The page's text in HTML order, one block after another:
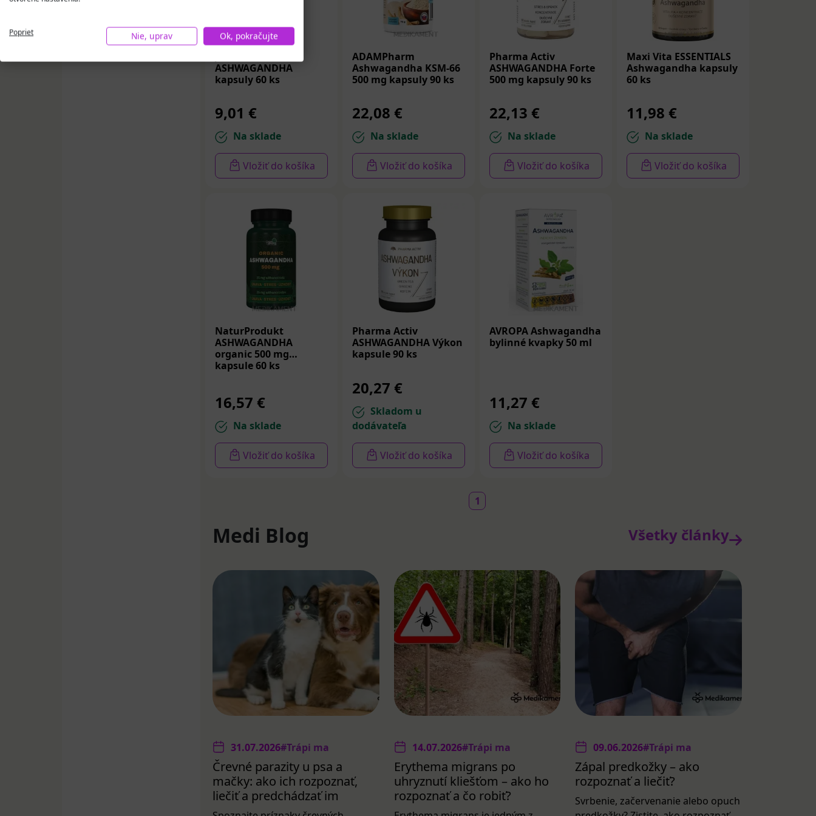
ASHWAGANDHA
kapsuly 60 ks
9,01 €
Na sklade
Vložiť do košíka
ADAMPharm
Ashwagandha KSM-66
500 mg kapsuly 90 ks
22,08 €
Na sklade
Vložiť do košíka
Pharma Activ
ASHWAGANDHA Forte
500 mg kapsuly 90 ks
22,13 €
Na sklade
Vložiť do košíka
Maxi Vita ESSENTIALS
Ashwagandha kapsuly
60 ks
11,98 €
Na sklade
Vložiť do košíka
NaturProdukt
ASHWAGANDHA
organic 500 mg
kapsule 60 ks
16,57 €
Na sklade
Vložiť do košíka
Pharma Activ
ASHWAGANDHA Výkon
kapsule 90 ks
20,27 €
Skladom u
dodávateľa
Vložiť do košíka
AVROPA Ashwagandha
bylinné kvapky 50 ml
11,27 €
Na sklade
Vložiť do košíka
1
Medi Blog Všetky články
31.07.2026#Trápi ma
Črevné parazity u psa a
mačky: ako ich rozpoznať,
liečiť a predchádzať im
14.07.2026#Trápi ma
Erythema migrans po
uhryznutí kliešťom – ako ho
rozpoznať a čo robiť?
09.06.2026#Trápi ma
Zápal predkožky – ako
rozpoznať a liečiť?
Svrbenie, začervenanie alebo opuch
Poprieť Nie, uprav Ok, pokračujte